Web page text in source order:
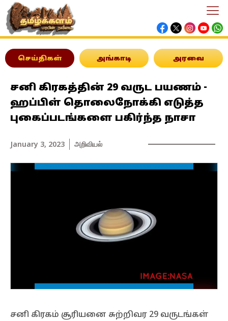
செய்திகள் அங்காடி அரவை
சனி கிரகத்தின் 29 வருட பயணம் -
ஹப்பிள் தொலைநோக்கி எடுத்த
புகைப்படங்களை பகிர்ந்த நாசா
January 3, 2023 அறிவியல்
சனி கிரகம் சூரியனை சுற்றிவர 29 வருடங்கள்